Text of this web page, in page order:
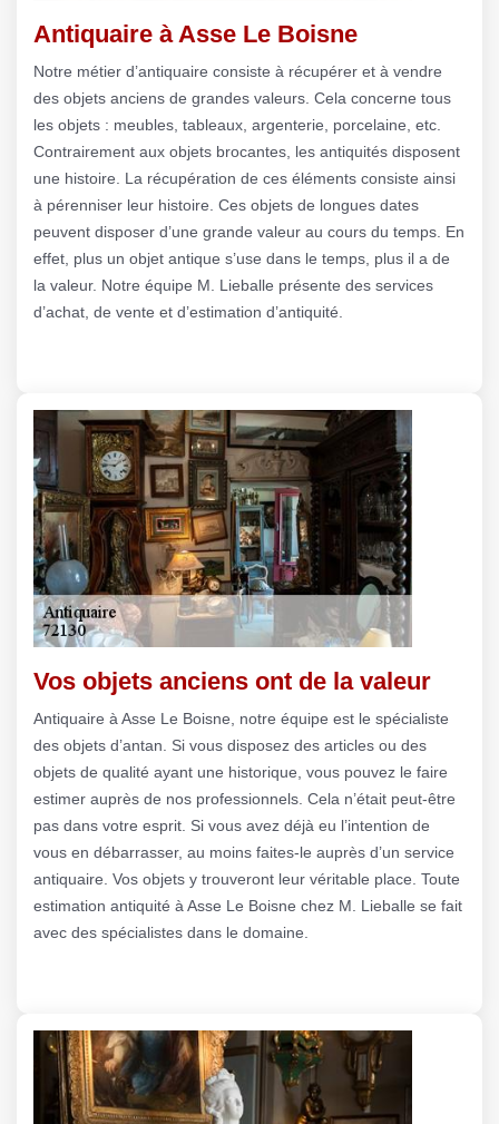
Antiquaire à Asse Le Boisne
Notre métier d’antiquaire consiste à récupérer et à vendre
des objets anciens de grandes valeurs. Cela concerne tous
les objets : meubles, tableaux, argenterie, porcelaine, etc.
Contrairement aux objets brocantes, les antiquités disposent
une histoire. La récupération de ces éléments consiste ainsi
à pérenniser leur histoire. Ces objets de longues dates
peuvent disposer d’une grande valeur au cours du temps. En
effet, plus un objet antique s’use dans le temps, plus il a de
la valeur. Notre équipe M. Lieballe présente des services
d’achat, de vente et d’estimation d’antiquité.
Vos objets anciens ont de la valeur
Antiquaire à Asse Le Boisne, notre équipe est le spécialiste
des objets d’antan. Si vous disposez des articles ou des
objets de qualité ayant une historique, vous pouvez le faire
estimer auprès de nos professionnels. Cela n’était peut-être
pas dans votre esprit. Si vous avez déjà eu l’intention de
vous en débarrasser, au moins faites-le auprès d’un service
antiquaire. Vos objets y trouveront leur véritable place. Toute
estimation antiquité à Asse Le Boisne chez M. Lieballe se fait
avec des spécialistes dans le domaine.